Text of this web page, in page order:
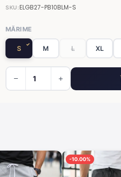
SKU:ELGB27-PB10BLM-S
MĂRIME
S M L XL
-10.00%